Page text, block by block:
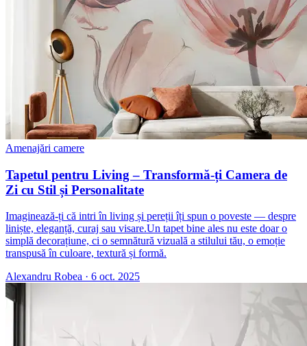
Amenajări camere
Tapetul pentru Living – Transformă-ți Camera de
Zi cu Stil și Personalitate
Imaginează-ți că intri în living și pereții îți spun o poveste — despre
liniște, eleganță, curaj sau visare.Un tapet bine ales nu este doar o
simplă decorațiune, ci o semnătură vizuală a stilului tău, o emoție
transpusă în culoare, textură și formă.
Alexandru Robea · 6 oct. 2025